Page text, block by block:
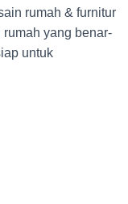
rumah & furnitur
yang benar-
untuk